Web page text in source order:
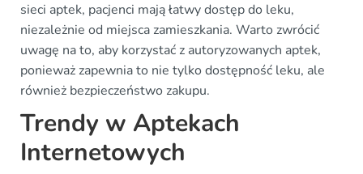
sieci aptek, pacjenci mają łatwy dostęp do leku,
niezależnie od miejsca zamieszkania. Warto zwrócić
uwagę na to, aby korzystać z autoryzowanych aptek,
ponieważ zapewnia to nie tylko dostępność leku, ale
również bezpieczeństwo zakupu.
Trendy w Aptekach
Internetowych